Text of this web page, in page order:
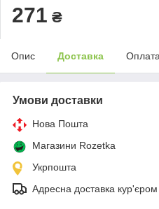
271 ₴
Опис Доставка Оплата
Умови доставки
Нова Пошта
Магазини Rozetka
Укрпошта
Адресна доставка кур'єром